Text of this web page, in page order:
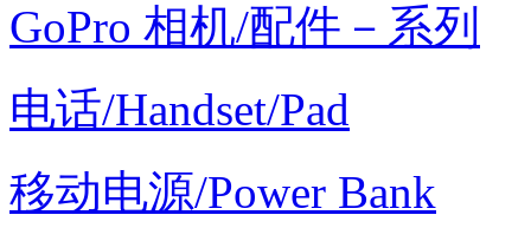
GoPro 相机/配件－系列
电话/Handset/Pad
移动电源/Power Bank